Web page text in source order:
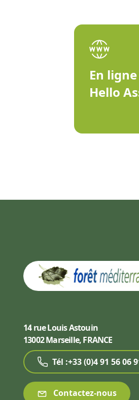
En
Hello
14 rue Louis Astouin
13002 Marseille, FRANCE
Tél :+33 (0)4 91 56 06
Contactez-nous